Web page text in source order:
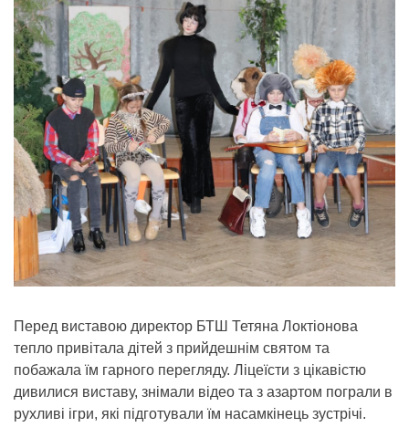
Перед виставою директор БТШ Тетяна Локтіонова
тепло привітала дітей з прийдешнім святом та
побажала їм гарного перегляду. Ліцеїсти з цікавістю
дивилися виставу, знімали відео та з азартом пограли в
рухливі ігри, які підготували їм насамкінець зустрічі.